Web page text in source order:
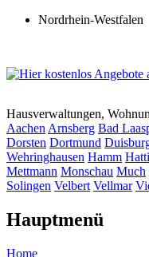
Nordrhein-Westfalen
Hausverwaltungen,
Aachen Arnsberg Bad
Dorsten Dortmund
Wehringhausen Hamm
Mettmann Monschau Much
Solingen Velbert Vellmar
Hauptmenü
Home